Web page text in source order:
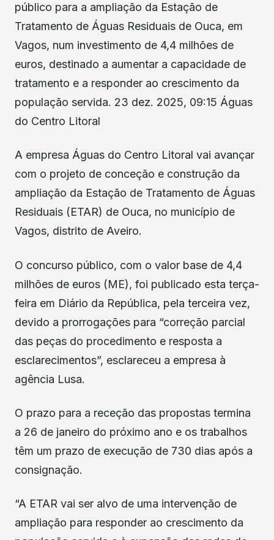
público para a ampliação da Estação de
Tratamento de Águas Residuais de Ouca, em
Vagos, num investimento de 4,4 milhões de
euros, destinado a aumentar a capacidade de
tratamento e a responder ao crescimento da
população servida. 23 dez. 2025, 09:15 Águas
do Centro Litoral
A empresa Águas do Centro Litoral vai avançar
com o projeto de conceção e construção da
ampliação da Estação de Tratamento de Águas
Residuais (ETAR) de Ouca, no município de
Vagos, distrito de Aveiro.
O concurso público, com o valor base de 4,4
milhões de euros (ME), foi publicado esta terça-
feira em Diário da República, pela terceira vez,
devido a prorrogações para “correção parcial
das peças do procedimento e resposta a
esclarecimentos”, esclareceu a empresa à
agência Lusa.
O prazo para a receção das propostas termina
a 26 de janeiro do próximo ano e os trabalhos
têm um prazo de execução de 730 dias após a
consignação.
“A ETAR vai ser alvo de uma intervenção de
ampliação para responder ao crescimento da